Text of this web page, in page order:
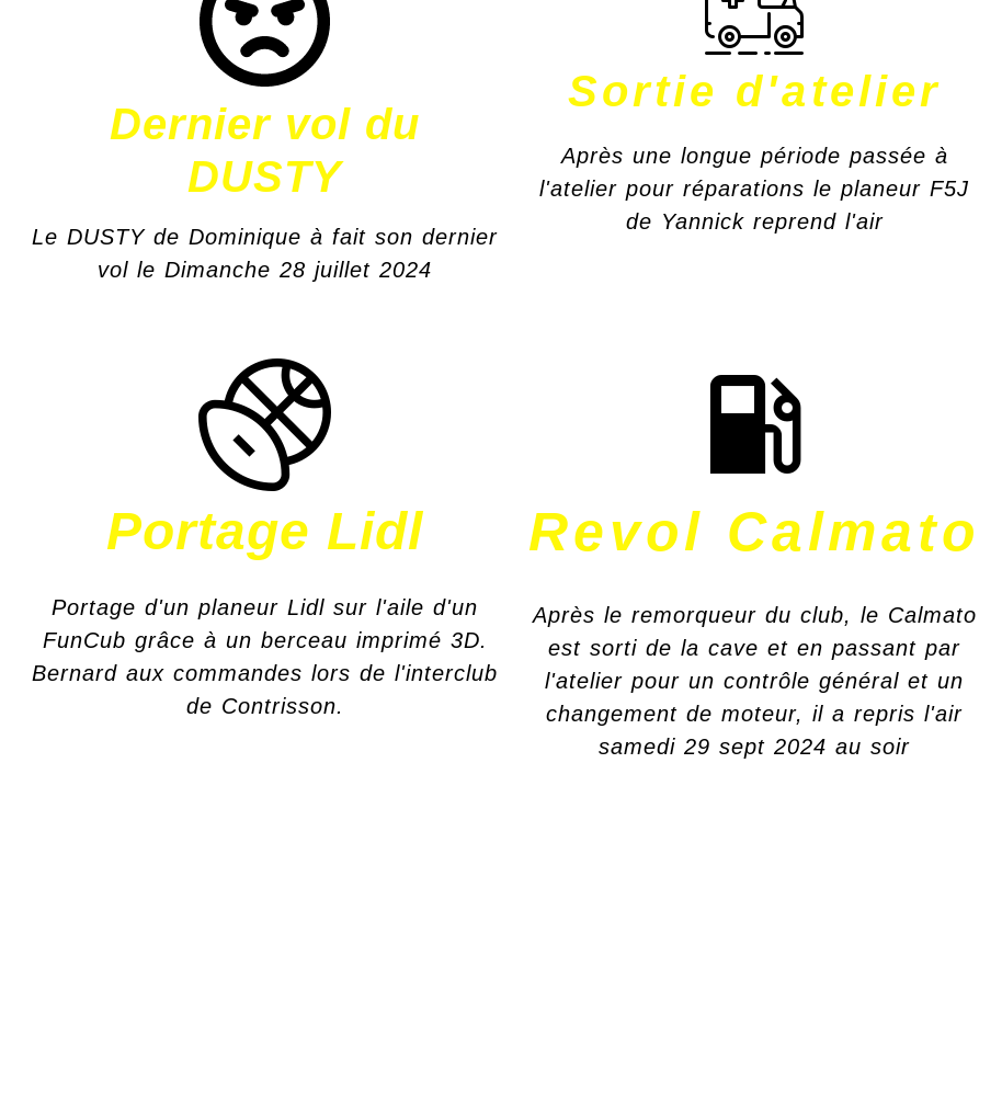
Dernier vol du
DUSTY
Le DUSTY de Dominique à fait son dernier
vol le Dimanche 28 juillet 2024
Sortie d'atelier
Après une longue période passée à
l'atelier pour réparations le planeur F5J
de Yannick reprend l'air
Portage Lidl
Portage d'un planeur Lidl sur l'aile d'un
FunCub grâce à un berceau imprimé 3D.
Bernard aux commandes lors de l'interclub
de Contrisson.
Revol Calmato
Après le remorqueur du club, le Calmato
est sorti de la cave et en passant par
l'atelier pour un contrôle général et un
changement de moteur, il a repris l'air
samedi 29 sept 2024 au soir